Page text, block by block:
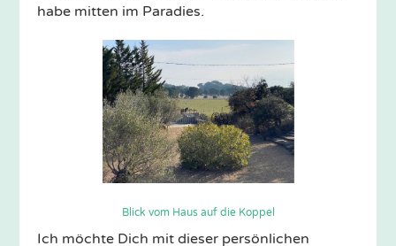
habe mitten im Paradies.
Blick vom Haus auf die Koppel
Ich möchte Dich mit dieser persönlichen